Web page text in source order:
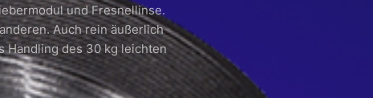
und Fresnellinse.
Auch rein äußerlich
Handling des 30 kg leichten